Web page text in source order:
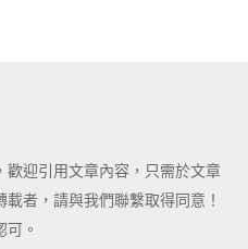
歡迎引用文章內容，只需於文章
者，請與我們聯繫取得同意！
。